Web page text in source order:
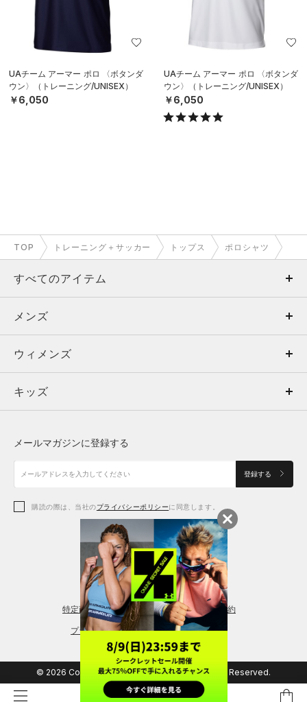
UAチーム アーマー ポロ 〈ボタンダ
ウン〉（トレーニング/UNISEX）
￥6,050
UAチーム アーマー ポロ 〈ボタンダ
ウン〉（トレーニング/UNISEX）
￥6,050
TOP トレーニング＋サッカー トップス ポロシャツ
すべてのアイテム
メンズ
ウィメンズ
キッズ
アクセサリー
メンズ
トップス
ボトムス
アクセサリー
ウィメンズ
トップス
シューズ
アクセサリー
レギンス＆タイツ
キッズ
シューズ
メールマガジンに登録する
登録する
購読の際は、当社のプライバシーポリシーに同意します。
特定商取引法に基づく通販の表記 会員規約
プライバシーポリシー
© 2026 Copyright DOME Corporation. All Rights Reserved.